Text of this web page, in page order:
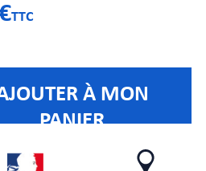
TTC
À MON
PANIER